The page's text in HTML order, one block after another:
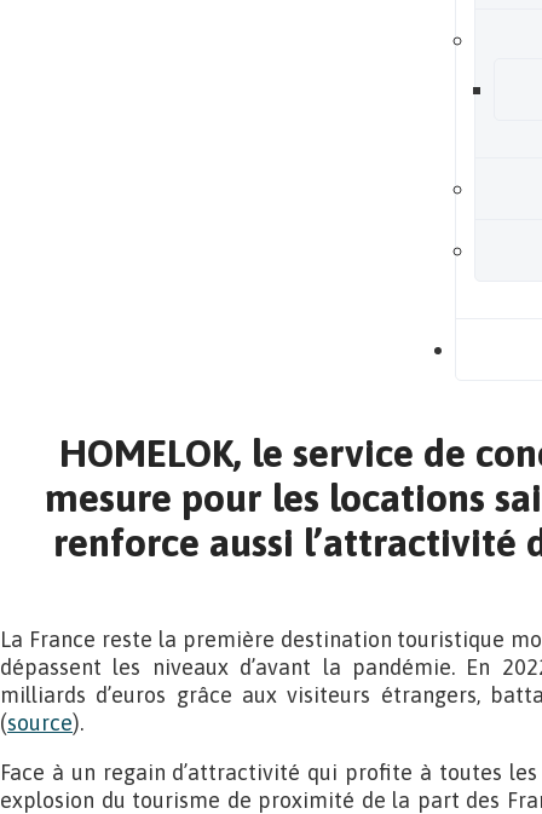
HOMELOK, le service de
mesure pour les locations
renforce aussi l’attractivité
La France reste la première destination touristique
dépassent les niveaux d’avant la pandémie. En
milliards d’euros grâce aux visiteurs étrangers,
(source).
Face à un regain d’attractivité qui profite à toutes
explosion du tourisme de proximité de la part des